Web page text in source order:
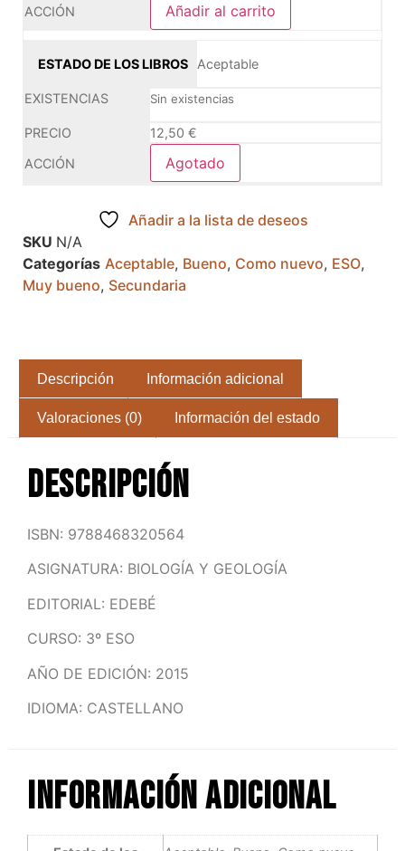
Añadir al carrito
Aceptable
Sin existencias
12,50 €
Agotado
Añadir a la lista de deseos
SKU N/A
Categorías Aceptable, Bueno, Como nuevo, ESO,
Muy bueno, Secundaria
Descripción Información adicional
Valoraciones (0) Información del estado
Descripción
ISBN: 9788468320564
ASIGNATURA: BIOLOGÍA Y GEOLOGÍA
EDITORIAL: EDEBÉ
CURSO: 3º ESO
AÑO DE EDICIÓN: 2015
IDIOMA: CASTELLANO
Información adicional